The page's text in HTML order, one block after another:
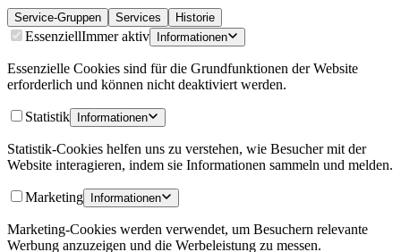
Service-Gruppen Services Historie
EssenziellImmer aktiv Informationen
Essenzielle Cookies sind für die Grundfunktionen der Website
erforderlich und können nicht deaktiviert werden.
Statistik Informationen
Statistik-Cookies helfen uns zu verstehen, wie Besucher mit der
Website interagieren, indem sie Informationen sammeln und melden.
Marketing Informationen
Marketing-Cookies werden verwendet, um Besuchern relevante
Werbung anzuzeigen und die Werbeleistung zu messen.